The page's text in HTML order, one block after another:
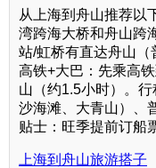
从上海到舟山推荐以
湾跨海大桥和舟山跨
站/虹桥有直达舟山（
高铁+大巴：先乘高
山（约1.5小时）。
沙海滩、大青山）、
贴士：旺季提前订船
上海到舟山旅游搭子